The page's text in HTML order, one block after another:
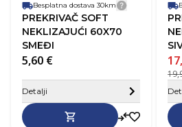
Besplatna dostava 30km Detalji
PREKRIVAČ SOFT
NEKLIZAJUĆI 60X70
SMEĐI
5,60 €
Detalji